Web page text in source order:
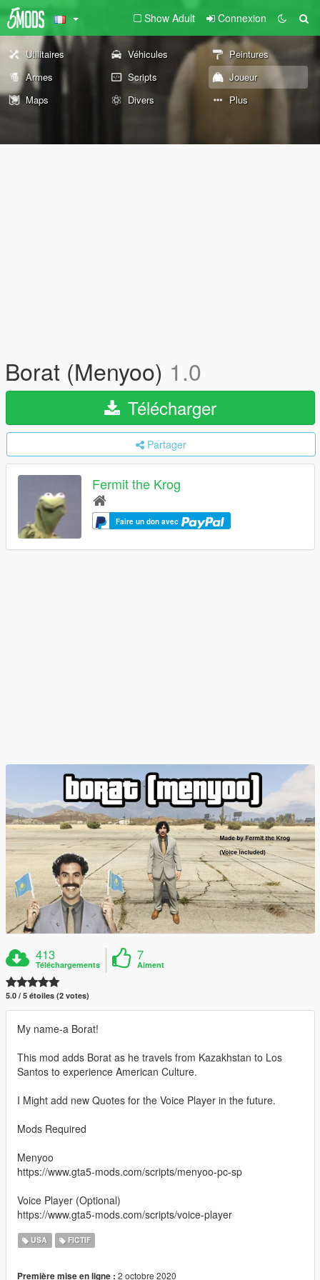
Show Adult Connexion
Utilitaires Véhicules
Peintures
Armes
Scripts
Joueur
Maps
Divers Plus
Borat (Menyoo) 1.0
Télécharger
Partager
Fermit the Krog
Faire un don avec
413
Téléchargements
7
Aiment
5.0 / 5 étoiles (2 votes)
My name-a Borat!
This mod adds Borat as he travels from Kazakhstan to Los
Santos to experience American Culture.
I Might add new Quotes for the Voice Player in the future.
Mods Required
Menyoo
https://www.gta5-mods.com/scripts/menyoo-pc-sp
Voice Player (Optional)
https://www.gta5-mods.com/scripts/voice-player
USA FICTIF
Première mise en ligne : 2 octobre 2020